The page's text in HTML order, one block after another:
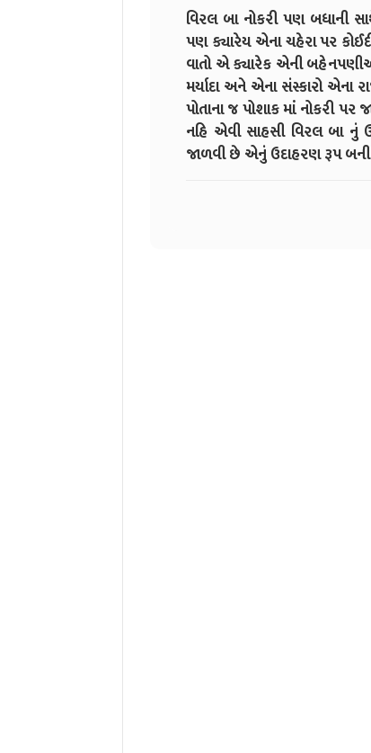
વિરલ બા નોકરી પણ બધાની
પણ ક્યારેય એના ચહેરા પર
વાતો એ ક્યારેક એની
મર્યાદા અને એના સંસ્કારો
પોતાના જ પોશાક માં નોકરી
નહિ એવી સાહસી વિરલ બા નું
જાળવી છે એનું ઉદાહરણ રૂપ